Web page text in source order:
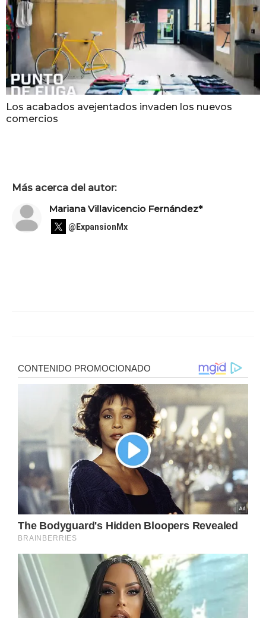
Los acabados avejentados invaden los nuevos
comercios
Más acerca del autor:
Mariana Villavicencio Fernández*
@ExpansionMx